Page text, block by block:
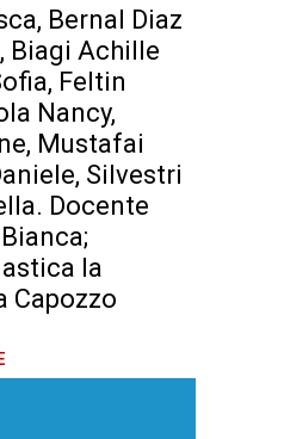
Bernal Diaz
Biagi Achille
Feltin
Nancy,
Mustafai
Silvestri
Docente
la
Capozzo